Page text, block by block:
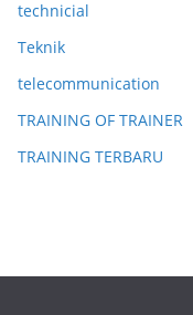
technicial
Teknik
telecommunication
TRAINING OF TRAINER
TRAINING TERBARU